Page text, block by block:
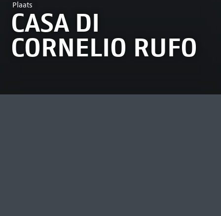
Plaats
CASA DI
CORNELIO RUFO